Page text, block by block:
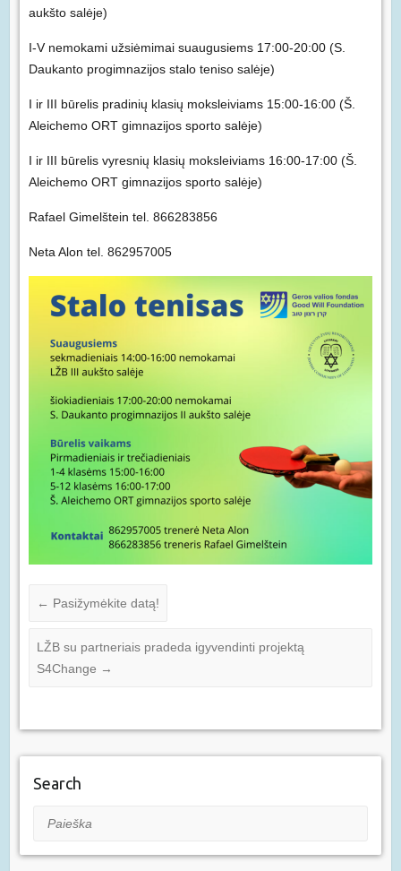
aukšto salėje)
I-V nemokami užsiėmimai suaugusiems 17:00-20:00 (S.
Daukanto progimnazijos stalo teniso salėje)
I ir III būrelis pradinių klasių moksleiviams 15:00-16:00 (Š.
Aleichemo ORT gimnazijos sporto salėje)
I ir III būrelis vyresnių klasių moksleiviams 16:00-17:00 (Š.
Aleichemo ORT gimnazijos sporto salėje)
Rafael Gimelštein tel. 866283856
Neta Alon tel. 862957005
← Pasižymėkite datą!
LŽB su partneriais pradeda igyvendinti projektą
S4Change →
Search
Paieška